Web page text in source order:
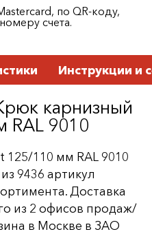
по QR-коду,
счета.
Инструкции и
карнизный
RAL 9010
110 мм RAL 9010
9436 артикул
Доставка
из 2 офисов продаж/
в Москве в ЗАО